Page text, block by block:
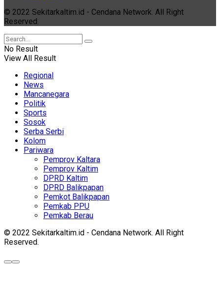
© 2022 Sekitarkaltim.id - Cendana Network. All Right
Reserved.
No Result
View All Result
Regional
News
Mancanegara
Politik
Sports
Sosok
Serba Serbi
Kolom
Pariwara
Pemprov Kaltara
Pemprov Kaltim
DPRD Kaltim
DPRD Balikpapan
Pemkot Balikpapan
Pemkab PPU
Pemkab Berau
© 2022 Sekitarkaltim.id - Cendana Network. All Right
Reserved.